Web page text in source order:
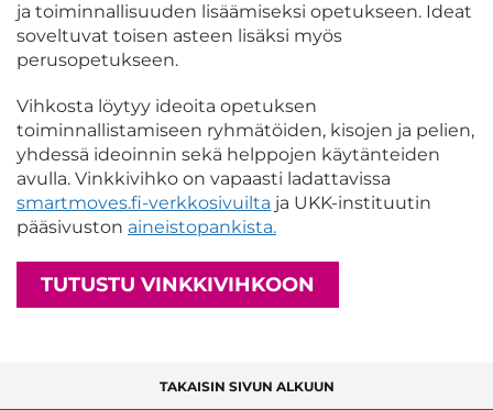
ja toiminnallisuuden lisäämiseksi opetukseen. Ideat
soveltuvat toisen asteen lisäksi myös
perusopetukseen.
Vihkosta löytyy ideoita opetuksen
toiminnallistamiseen ryhmätöiden, kisojen ja pelien,
yhdessä ideoinnin sekä helppojen käytänteiden
avulla. Vinkkivihko on vapaasti ladattavissa
smartmoves.fi-verkkosivuilta ja UKK-instituutin
pääsivuston aineistopankista.
TUTUSTU VINKKIVIHKOON
TAKAISIN SIVUN ALKUUN